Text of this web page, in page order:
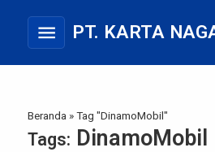
menu PT. KARTA
Beranda »Tag "DinamoMobil"
Tags: DinamoMobil